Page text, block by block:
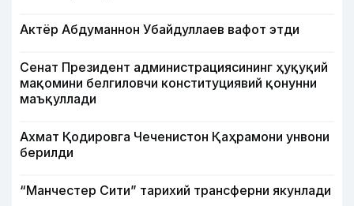
Актёр Абду­маннон Убайдуллаев вафот этди
Сенат Президент администрациясининг ҳуқуқий
мақомини белгиловчи конституциявий қонунни
маъқуллади
Ахмат Қодировга Чеченистон Қаҳрамони унвони
берилди
“Манчестер Сити” тарихий трансферни якунлади